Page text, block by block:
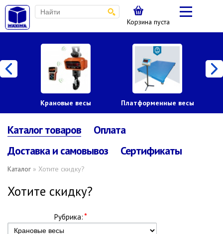
Корзина пуста
Крановые весы Платформенные весы
Каталог товаров
Оплата
Доставка и самовывоз
Сертификаты
Каталог » Хотите скидку?
Хотите скидку?
Рубрика: